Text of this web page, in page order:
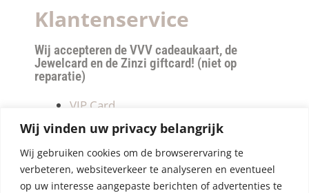
Wij vinden uw privacy belangrijk
Wij gebruiken cookies om de browserervaring te
verbeteren, websiteverkeer te analyseren en eventueel
op uw interesse aangepaste berichten of advertenties te
Klantenservice
Wij accepteren de VVV cadeaukaart, de
Jewelcard en de Zinzi giftcard! (niet op
reparatie)
VIP Card
Retourneren
Betalen & verzendkosten
Privacy Policy
Algemene Voorwaarden